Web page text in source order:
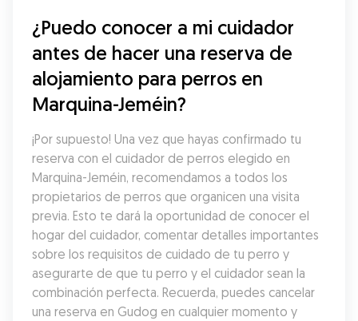
¿Puedo conocer a mi cuidador
antes de hacer una reserva de
alojamiento para perros en
Marquina-Jeméin?
¡Por supuesto! Una vez que hayas confirmado tu
reserva con el cuidador de perros elegido en
Marquina-Jeméin, recomendamos a todos los
propietarios de perros que organicen una visita
previa. Esto te dará la oportunidad de conocer el
hogar del cuidador, comentar detalles importantes
sobre los requisitos de cuidado de tu perro y
asegurarte de que tu perro y el cuidador sean la
combinación perfecta. Recuerda, puedes cancelar
una reserva en Gudog en cualquier momento y